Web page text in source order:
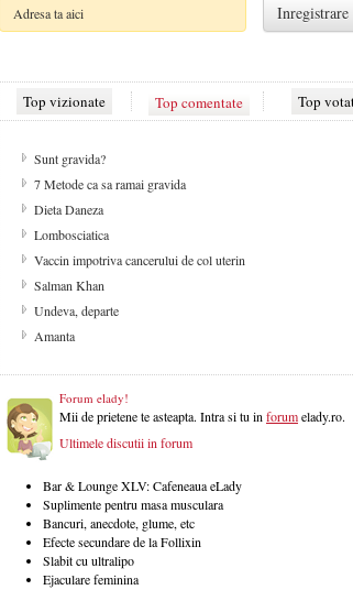
Top vizionate Top comentate Top
De ce apare celulita?
Cum sa ai un par fara varfuri despicate
Strategii contra celulitei
Aspecte de retinut pentru camera copilului
Despre sex
Solarul - pretul gambelor aurii
Migrena
Masa de Craciun
Forum elady!
Mii de prietene te asteapta. Intra si tu inforumelady.ro.
Ultimele discutii in forum
Bar & Lounge XLV: Cafeneaua eLady
Suplimente pentru masa musculara
Bancuri, anecdote, glume, etc
Efecte secundare de la Follixin
Slabit cu ultralipo
Ejaculare feminina